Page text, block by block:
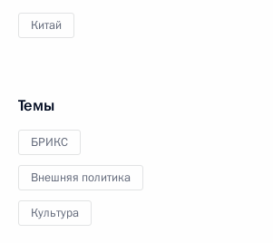
Китай
Темы
БРИКС
Внешняя политика
Культура